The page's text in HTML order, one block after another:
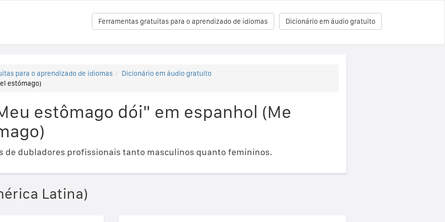
Dicionário em áudio gratuito
Ferramentas gratuitas para o aprendizado de idiomas
para o aprendizado de idiomas
Dicionário em áudio gratuito
estómago)
estômago dói" em espanhol (Me
de dubladores profissionais tanto masculinos quanto femininos.
Latina)